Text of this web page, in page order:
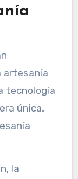
artesanía
tecnología
única,
la